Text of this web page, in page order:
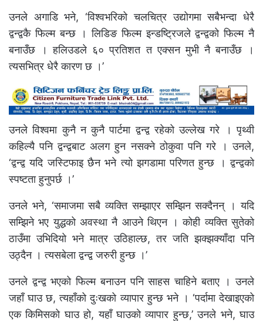
उनले अगाडि भने, ‘विश्वभरिको चलचित्र उद्योगमा सबैभन्दा धेरै
द्वन्द्वकै फिल्म बन्छ । लिडिङ फिल्म इन्डष्ट्रिजले द्वन्द्वको फिल्म नै
बनाउँछ । हलिउडले ६० प्रतिशत त एक्सन मुभी नै बनाउँछ ।
त्यसभित्र धेरै कारण छ ।’
उनले विश्वमा कुनै न कुनै पार्टमा द्वन्द्व रहेको उल्लेख गरे । पृथ्वी
कहिल्यै पनि द्वन्द्वबाट अलग हुन नसक्ने ठोकुवा पनि गरे । उनले,
‘द्वन्द्व यदि जस्टिफाइ छैन भने त्यो झगडामा परिणत हुन्छ । द्वन्द्वको
स्पष्टता हुनुपर्छ ।’
उनले भने, ‘समाजमा सबै व्यक्ति सम्झाएर सम्झिन सक्दैनन् । यदि
सम्झिने भए युद्धको अवस्था नै आउने थिएन । कोही व्यक्ति सुतेको
ठाउँमा उभिदियो भने मात्र उठिहाल्छ, तर जति झक्झक्याँदा पनि
उठ्दैन । त्यसबेला द्वन्द्व जरुरी हुन्छ ।’
उनले द्वन्द्व भएको फिल्म बनाउन पनि साहस चाहिने बताए । उनले
जहाँ घाउ छ, त्यहाँको दुःखको व्यापार हुन्छ भने । ‘पर्दामा देखाइएको
एक किमिसको घाउ हो, यहाँ घाउको व्यापार हुन्छ,’ उनले भने, घाउ